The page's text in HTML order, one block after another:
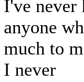
I've never
anyone
much to
I never